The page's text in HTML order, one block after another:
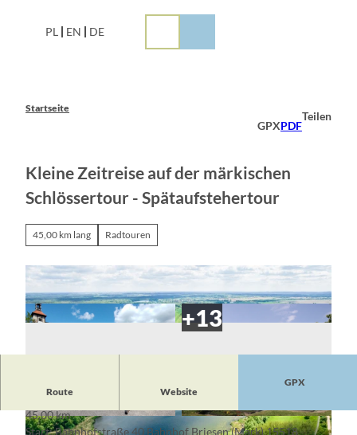
PL EN DE
Startseite
GPXPDF
Teilen
Kleine Zeitreise auf der märkischen
Schlössertour - Spätaufstehertour
45,00 km lang Radtouren
© Christoph Creutzburg , Lizenz: Seenland Od
er-Spree
© Schön, Lizenz: Seenland Oder-Spree e. V.
Route Website
GPX
45,00 km
Start: Bahnhofstraße 40 Bahnhof Briesen (Mark) 15518